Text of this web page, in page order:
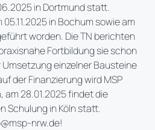
in Dortmund statt.
in Bochum sowie am
worden. Die TN berichten
Fortbildung sie schon
einzelner Bausteine
der Finanzierung wird MSP
28.01.2025 findet die
Schulung in Köln statt.
nrw.de!